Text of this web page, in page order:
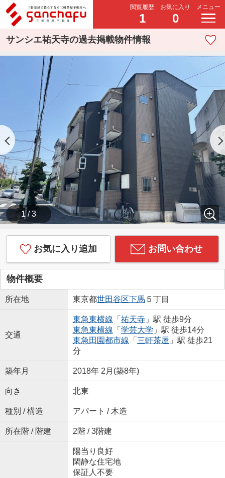
閲覧履歴
1
お気に入り
0
メニュー
サンシエ祐天寺の過去掲載物件情報
1 / 3
お気に入り追加 お問い合わせ
物件概要
所在地 東京都世田谷区下馬５丁目
交通
東急東横線 「 祐天寺」駅 徒歩9分
東急東横線 「 学芸大学 」駅 徒歩14分
東急田園都市線 「 三軒茶屋 」駅 徒歩21
分
築年月 2018年 2月(築8年)
向き 北東
種別 / 構造 アパート / 木造
所在階 / 階建 2階 / 3階建
陽当り良好
閑静な住宅地
保証人不要